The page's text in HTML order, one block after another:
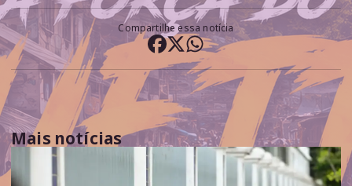
Compartilhe essa notícia
Mais notícias